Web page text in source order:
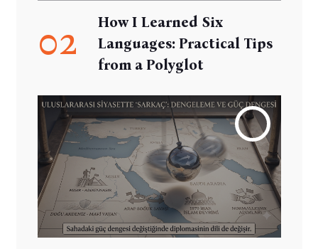
02
How I Learned Six
Languages: Practical Tips
from a Polyglot